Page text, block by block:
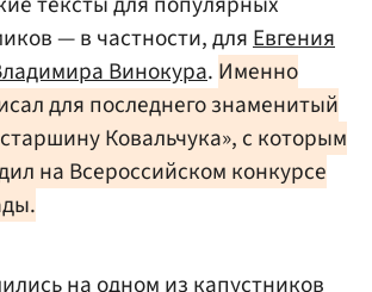
— в частности, дляЕвгения
Винокура. Именно
для последнего знаменитый
Ковальчука», с которым
на Всероссийском конкурсе
на одном из капустников